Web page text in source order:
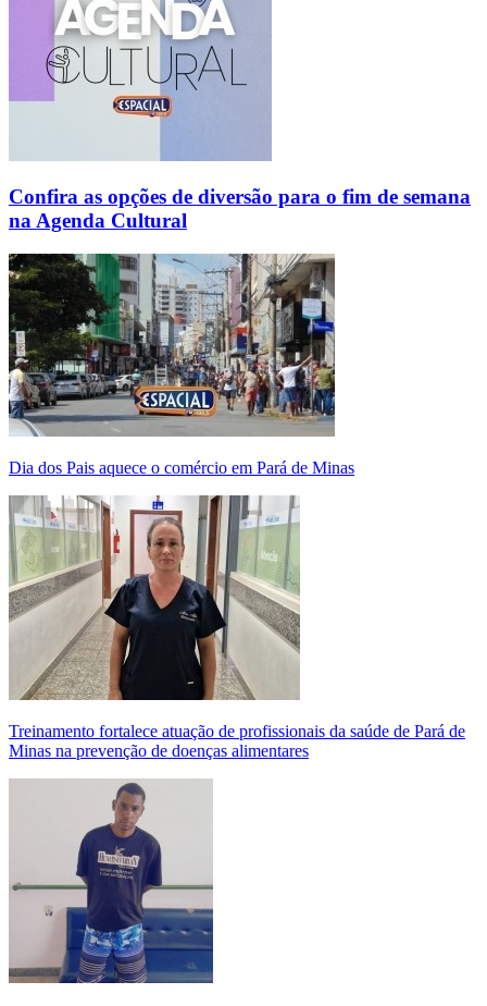
Confira as opções de diversão para o fim de semana
na Agenda Cultural
Dia dos Pais aquece o comércio em Pará de Minas
Treinamento fortalece atuação de profissionais da saúde de Pará de
Minas na prevenção de doenças alimentares